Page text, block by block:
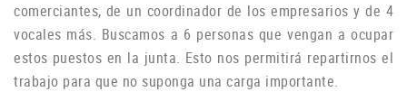
comerciantes, de un coordinador de los empresarios y de 4
vocales más. Buscamos a 6 personas que vengan a ocupar
estos puestos en la junta. Esto nos permitirá repartirnos el
trabajo para que no suponga una carga importante.